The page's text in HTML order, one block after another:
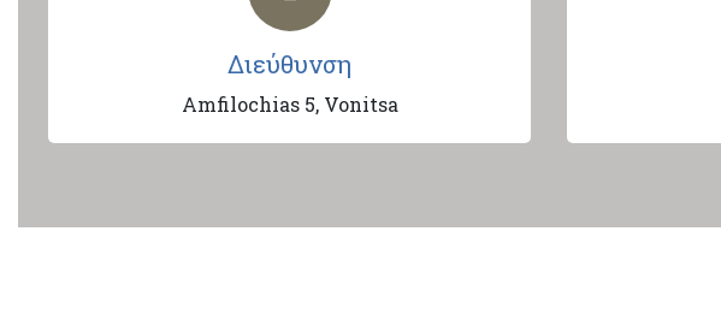
Διεύθυνση
Amfilochias 5, Vonitsa